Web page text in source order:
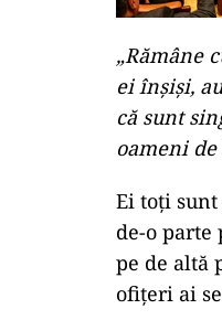
„Rămâne
ei înșiși,
că sunt
oameni
Ei toți sunt
de-o parte
pe de altă
ofițeri ai